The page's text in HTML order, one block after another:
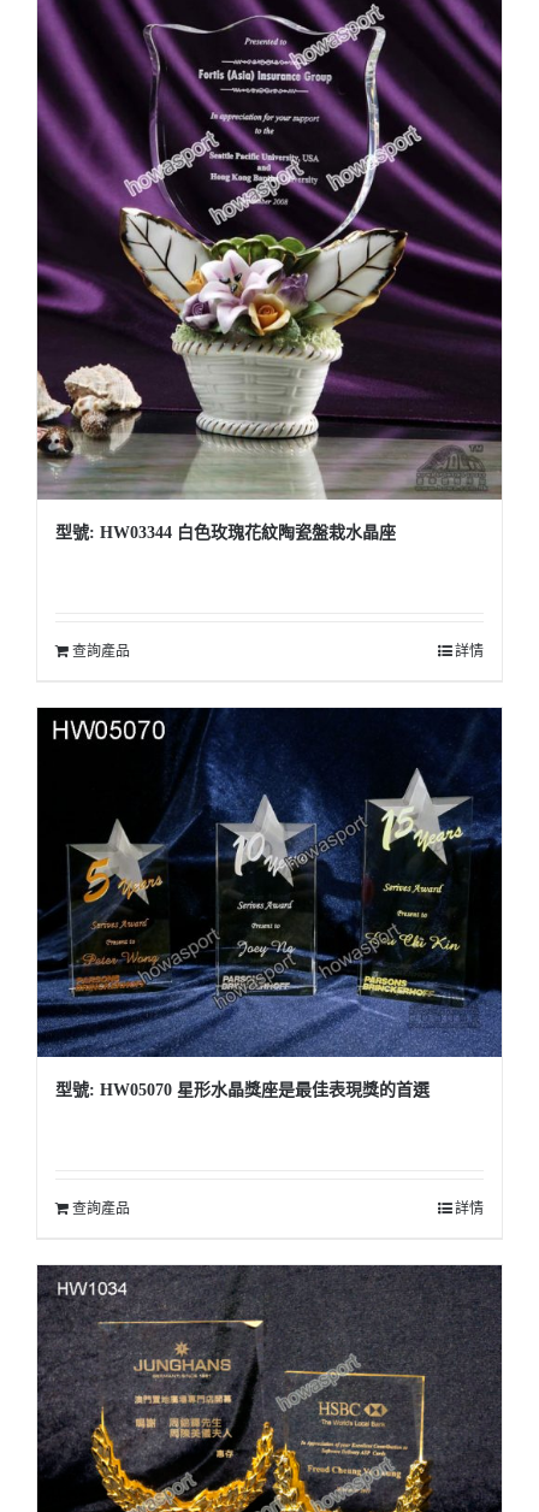
型號: HW03344 白色玫瑰花紋陶瓷盤栽水晶座
查詢產品 詳情
型號: HW05070 星形水晶獎座是最佳表現獎的首選
查詢產品 詳情